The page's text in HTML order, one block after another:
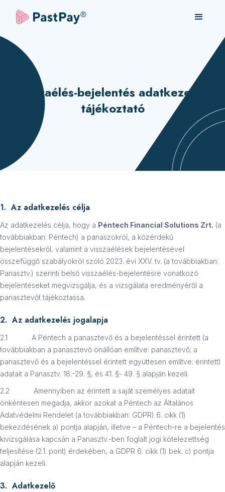
Visszaélés-bejelentés adatkezelési
tájékoztató
1. Az adatkezelés célja
Az adatkezelés célja, hogy a Péntech Financial Solutions Zrt. (a
továbbiakban: Péntech) a panaszokról, a közérdekű
bejelentésekről, valamint a visszaélések bejelentésével
összefüggő szabályokról szóló 2023. évi XXV. tv. (a továbbiakban:
Panasztv.) szerinti belső visszaélés-bejelentésre vonatkozó
bejelentéseket megvizsgálja, és a vizsgálata eredményéről a
panasztevőt tájékoztassa.
2. Az adatkezelés jogalapja
2.1 A Péntech a panasztevő és a bejelentéssel érintett (a
továbbiakban a panasztevő önállóan említve: panasztevő; a
panasztevő és a bejelentéssel érintett együttesen említve: érintett)
adatait a Panasztv. 18.-29. §, és 41. §- 49. § alapján kezeli.
2.2 Amennyiben az érintett a saját személyes adatait
önkéntesen megadja, akkor azokat a Péntech az Általános
Adatvédelmi Rendelet (a továbbiakban: GDPR) 6. cikk (1)
bekezdésének a) pontja alapján, illetve – a Péntech-re a bejelentés
kivizsgálása kapcsán a Panasztv.-ben foglalt jogi kötelezettség
teljesítése (2.1. pont) érdekében, a GDPR 6. cikk (1) bek. c) pontja
alapján kezeli.
3. Adatkezelő